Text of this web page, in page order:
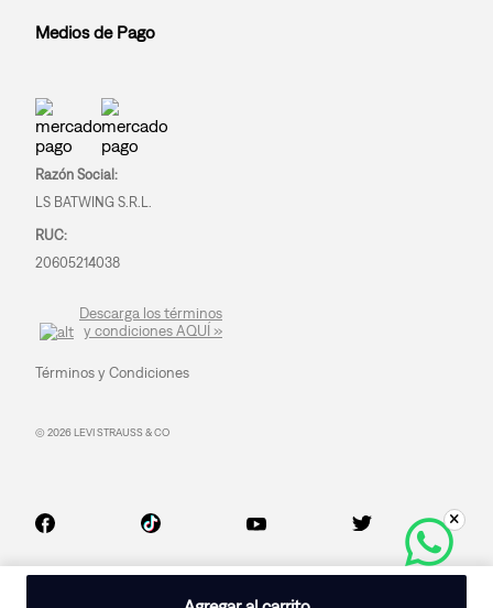
Medios de Pago
Razón Social:
LS BATWING S.R.L.
RUC:
20605214038
Descarga los términos
y condiciones AQUÍ »
Términos y Condiciones
© 2026 LEVI STRAUSS & CO